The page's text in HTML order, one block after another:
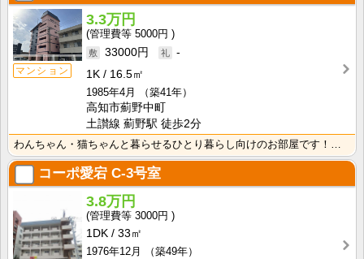
マンション
3.3万円
5000円
33000円
-
1K
16.5㎡
1985年4月
（築41年）
高知市薊野中町
土讃線 薊野駅 徒歩2分
わんちゃん・猫ちゃんと暮らせるひとり暮らし向けのお部屋です！安心のオール電化！エレベータ付きで荷物の･･･
コーポ愛宕 C-3号室
3.8万円
3000円
1DK
33㎡
1976年12月
（築49年）